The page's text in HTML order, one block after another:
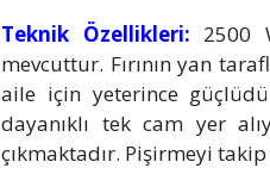
Teknik Özellikleri: 2500
mevcuttur. Fırının yan
aile için yeterince
dayanıklı tek cam yer
çıkmaktadır. Pişirmeyi